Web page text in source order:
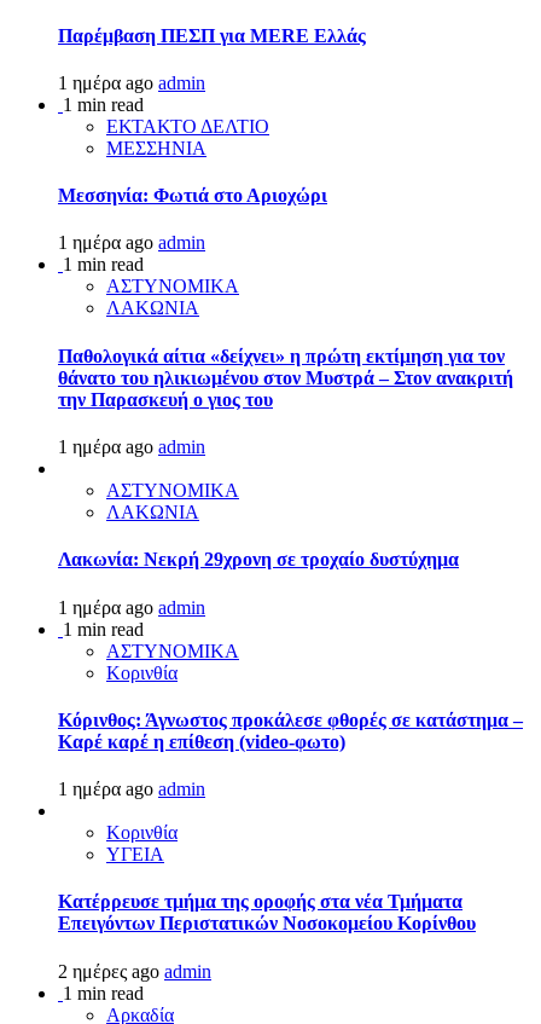
Παρέμβαση ΠΕΣΠ για MERE Ελλάς
1 ημέρα ago admin
1 min read
ΕΚΤΑΚΤΟ ΔΕΛΤΙΟ
ΜΕΣΣΗΝΙΑ
Μεσσηνία: Φωτιά στο Αριοχώρι
1 ημέρα ago admin
1 min read
ΑΣΤΥΝΟΜΙΚΑ
ΛΑΚΩΝΙΑ
Παθολογικά αίτια «δείχνει» η πρώτη εκτίμηση για τον
θάνατο του ηλικιωμένου στον Μυστρά – Στον ανακριτή
την Παρασκευή ο γιος του
1 ημέρα ago admin
ΑΣΤΥΝΟΜΙΚΑ
ΛΑΚΩΝΙΑ
Λακωνία: Νεκρή 29χρονη σε τροχαίο δυστύχημα
1 ημέρα ago admin
1 min read
ΑΣΤΥΝΟΜΙΚΑ
Κορινθία
Κόρινθος: Άγνωστος προκάλεσε φθορές σε κατάστημα –
Καρέ καρέ η επίθεση (video-φωτο)
1 ημέρα ago admin
Κορινθία
ΥΓΕΙΑ
Kατέρρευσε τμήμα της οροφής στα νέα Τμήματα
Επειγόντων Περιστατικών Νοσοκομείου Κορίνθου
2 ημέρες ago admin
1 min read
Αρκαδία